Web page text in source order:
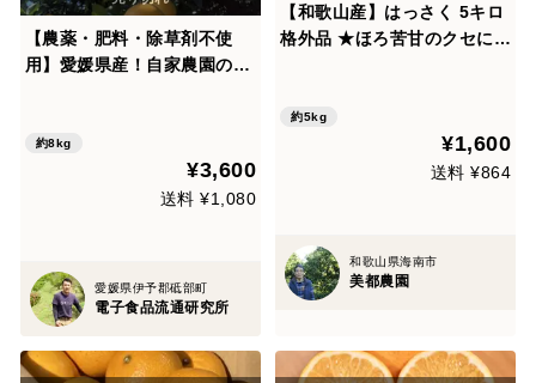
【農薬・肥料・除草剤不使
用】愛媛県産！自家農園のは
約8kg
¥3,600
送料 ¥1,080
愛媛県伊予郡砥部町
電子食品流通研究所
【和歌山産】はっさく 5キロ
格外品 ★ほろ苦甘のクセにな
約5kg
¥1,600
送料 ¥864
和歌山県海南市
美都農園